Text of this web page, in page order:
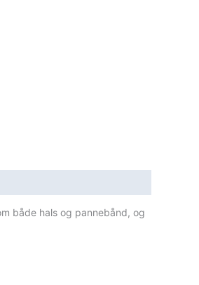
både hals og pannebånd, og